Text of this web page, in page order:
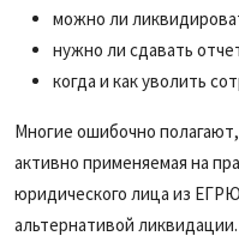
можно ли
нужно ли сдавать
когда и как уволить
Многие ошибочно
активно применяемая на
юридического лица из
альтернативой